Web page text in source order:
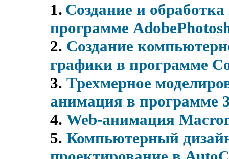
1. Создание и
программе
2. Создание
графики в программе
3. Трехмерное
анимация в программе
4. Web-анимация
5. Компьютерный